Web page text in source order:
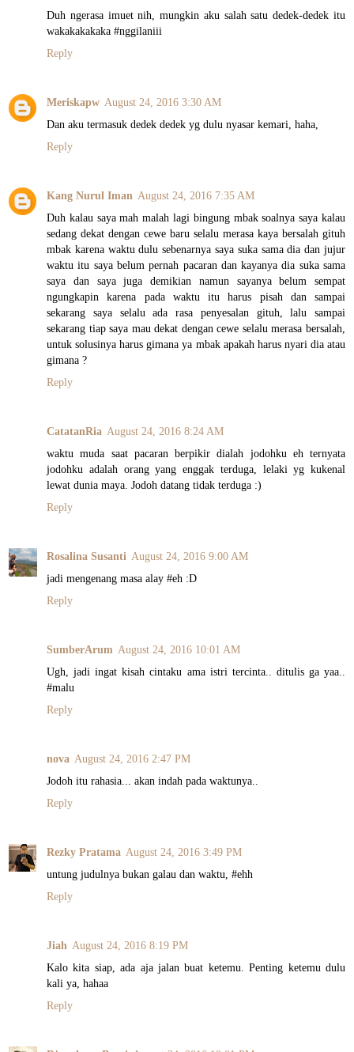
Duh ngerasa imuet nih, mungkin aku salah satu dedek-dedek itu
wakakakakaka #nggilaniii
Reply
Meriskapw August 24, 2016 3:30 AM
Dan aku termasuk dedek dedek yg dulu nyasar kemari, haha,
Reply
Kang Nurul Iman August 24, 2016 7:35 AM
Duh kalau saya mah malah lagi bingung mbak soalnya saya kalau
sedang dekat dengan cewe baru selalu merasa kaya bersalah gituh
mbak karena waktu dulu sebenarnya saya suka sama dia dan jujur
waktu itu saya belum pernah pacaran dan kayanya dia suka sama
saya dan saya juga demikian namun sayanya belum sempat
ngungkapin karena pada waktu itu harus pisah dan sampai
sekarang saya selalu ada rasa penyesalan gituh, lalu sampai
sekarang tiap saya mau dekat dengan cewe selalu merasa bersalah,
untuk solusinya harus gimana ya mbak apakah harus nyari dia atau
gimana ?
Reply
CatatanRia August 24, 2016 8:24 AM
waktu muda saat pacaran berpikir dialah jodohku eh ternyata
jodohku adalah orang yang enggak terduga, lelaki yg kukenal
lewat dunia maya. Jodoh datang tidak terduga :)
Reply
Rosalina Susanti August 24, 2016 9:00 AM
jadi mengenang masa alay #eh :D
Reply
SumberArum August 24, 2016 10:01 AM
Ugh, jadi ingat kisah cintaku ama istri tercinta.. ditulis ga yaa..
#malu
Reply
nova August 24, 2016 2:47 PM
Jodoh itu rahasia... akan indah pada waktunya..
Reply
Rezky Pratama August 24, 2016 3:49 PM
untung judulnya bukan galau dan waktu, #ehh
Reply
Jiah August 24, 2016 8:19 PM
Kalo kita siap, ada aja jalan buat ketemu. Penting ketemu dulu
kali ya, hahaa
Reply